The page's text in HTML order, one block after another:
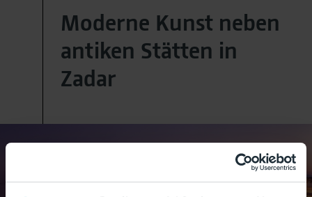
Moderne Kunst neben
antiken Stätten in
Zadar